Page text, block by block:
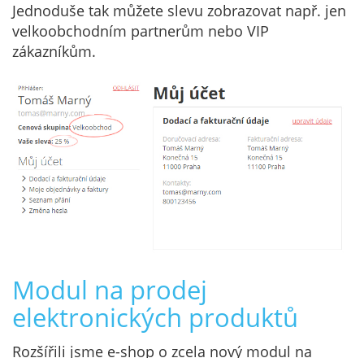
Jednoduše tak můžete slevu zobrazovat např. jen
velkoobchodním partnerům nebo VIP
zákazníkům.
Modul na prodej
elektronických produktů
Rozšířili jsme e-shop o zcela nový modul na